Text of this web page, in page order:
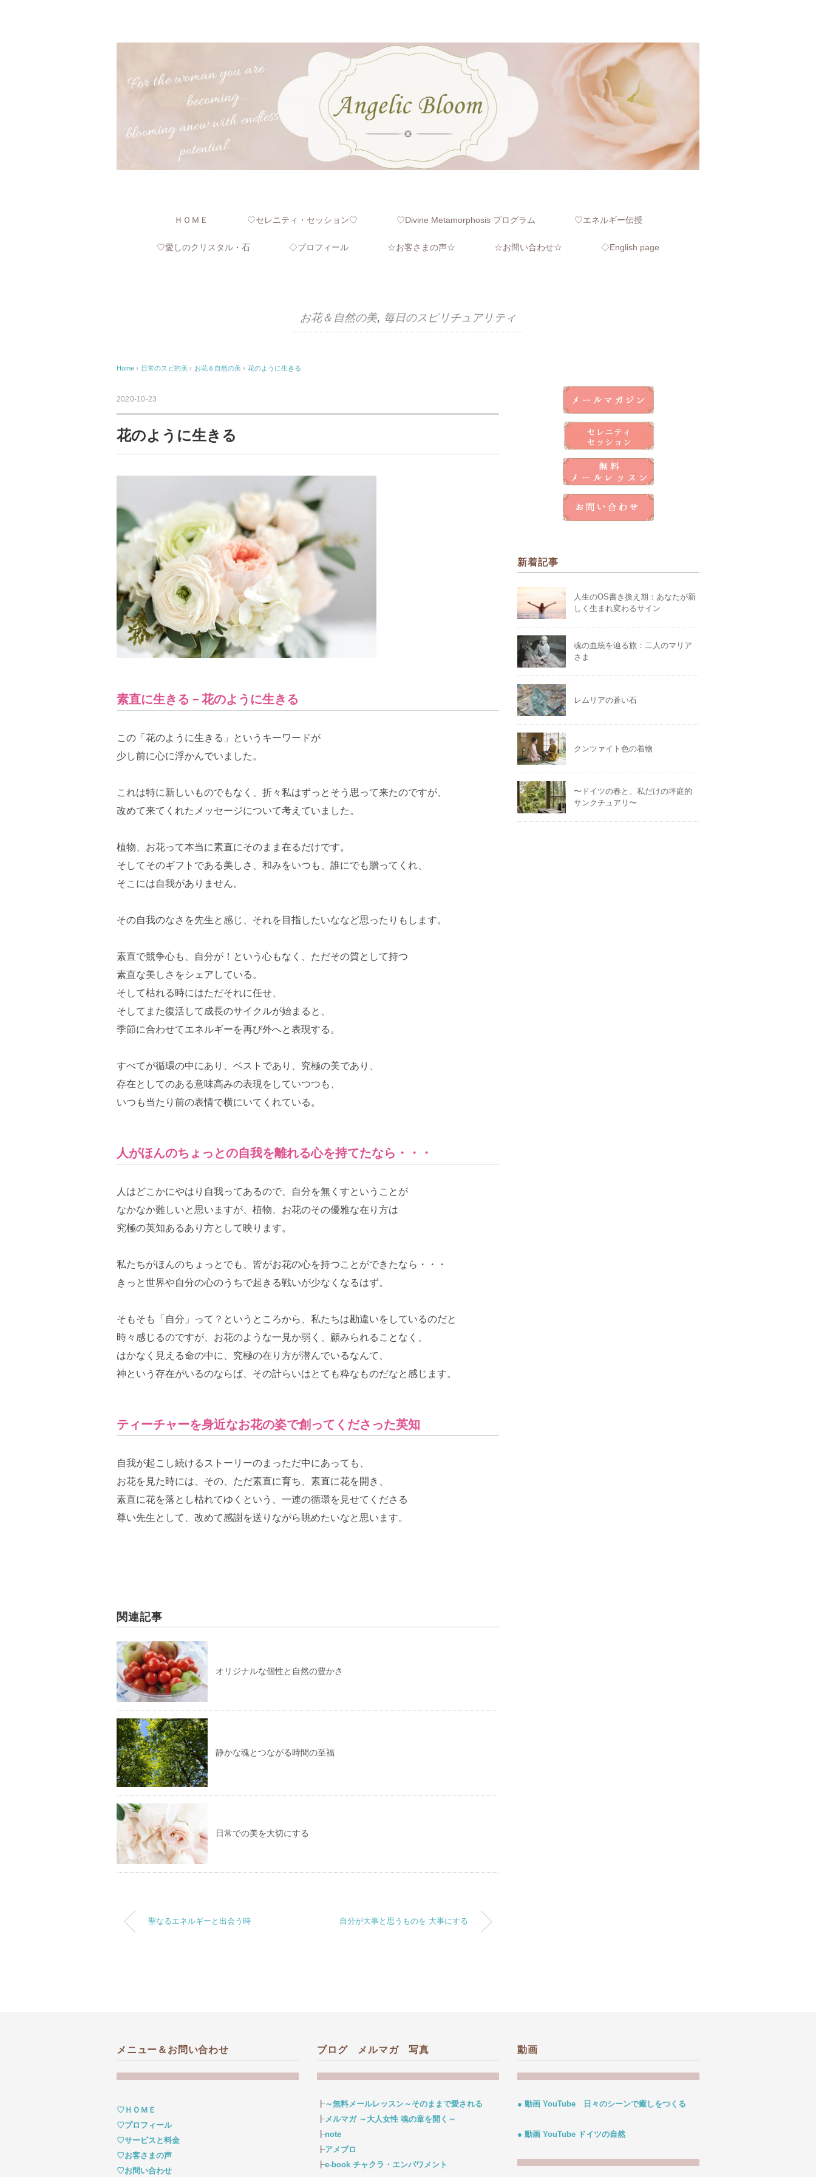
ＨＯＭＥ ♡セレニティ・セッション♡ ♡Divine Metamorphosis プログラム ♡エネルギー伝授
♡愛しのクリスタル・石 ◇プロフィール ☆お客さまの声☆ ☆お問い合わせ☆ ◇English page
お花＆自然の美, 毎日のスピリチュアリティ
Home › 日常のスピ的美 › お花＆自然の美 › 花のように生きる
2020-10-23
花のように生きる
素直に生きる－花のように生きる
この「花のように生きる」というキーワードが
少し前に心に浮かんでいました。
これは特に新しいものでもなく、折々私はずっとそう思って来たのですが、
改めて来てくれたメッセージについて考えていました。
植物、お花って本当に素直にそのまま在るだけです。
そしてそのギフトである美しさ、和みをいつも、誰にでも贈ってくれ、
そこには自我がありません。
その自我のなさを先生と感じ、それを目指したいななど思ったりもします。
素直で競争心も、自分が！という心もなく、ただその質として持つ
素直な美しさをシェアしている。
そして枯れる時にはただそれに任せ、
そしてまた復活して成長のサイクルが始まると、
季節に合わせてエネルギーを再び外へと表現する。
すべてが循環の中にあり、ベストであり、究極の美であり、
存在としてのある意味高みの表現をしていつつも、
いつも当たり前の表情で横にいてくれている。
人がほんのちょっとの自我を離れる心を持てたなら・・・
人はどこかにやはり自我ってあるので、自分を無くすということが
なかなか難しいと思いますが、植物、お花のその優雅な在り方は
究極の英知あるあり方として映ります。
私たちがほんのちょっとでも、皆がお花の心を持つことができたなら・・・
きっと世界や自分の心のうちで起きる戦いが少なくなるはず。
そもそも「自分」って？というところから、私たちは勘違いをしているのだと
時々感じるのですが、お花のような一見か弱く、顧みられることなく、
はかなく見える命の中に、究極の在り方が潜んでいるなんて、
神という存在がいるのならば、その計らいはとても粋なものだなと感じます。
ティーチャーを身近なお花の姿で創ってくださった英知
自我が起こし続けるストーリーのまっただ中にあっても、
お花を見た時には、その、ただ素直に育ち、素直に花を開き、
素直に花を落とし枯れてゆくという、一連の循環を見せてくださる
尊い先生として、改めて感謝を送りながら眺めたいなと思います。
関連記事
オリジナルな個性と自然の豊かさ
静かな魂とつながる時間の至福
日常での美を大切にする
聖なるエネルギーと出会う時 自分が大事と思うものを 大事にする
新着記事
人生のOS書き換え期：あなたが新
しく生まれ変わるサイン
魂の血統を辿る旅：二人のマリア
さま
レムリアの蒼い石
クンツァイト色の着物
〜ドイツの春と、私だけの坪庭的
サンクチュアリ〜
メニュー＆お問い合わせ
♡ＨＯＭＥ
♡プロフィール
♡サービスと料金
♡お客さまの声
♡お問い合わせ
ブログ メルマガ 写真
┠～無料メールレッスン～そのままで愛される
┠ メルマガ ～大人女性 魂の章を開く～
┠note
┠アメブロ
┠e-book チャクラ・エンパワメント
動画
● 動画 YouTube 日々のシーンで癒しをつくる
● 動画 YouTube ドイツの自然